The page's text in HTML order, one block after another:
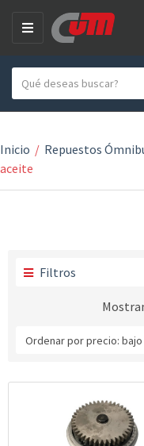
M
U
Search text
Inicio / Repuestos
aceite
Filtros